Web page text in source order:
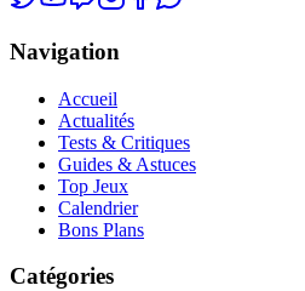
Navigation
Accueil
Actualités
Tests & Critiques
Guides & Astuces
Top Jeux
Calendrier
Bons Plans
Catégories